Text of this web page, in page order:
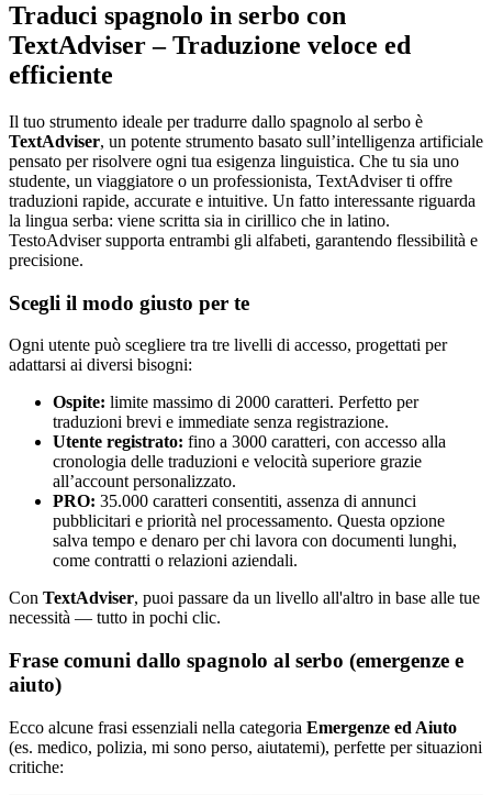
Traduci spagnolo in serbo con
TextAdviser – Traduzione veloce ed
efficiente
Il tuo strumento ideale per tradurre dallo spagnolo al serbo è
TextAdviser, un potente strumento basato sull’intelligenza artificiale
pensato per risolvere ogni tua esigenza linguistica. Che tu sia uno
studente, un viaggiatore o un professionista, TextAdviser ti offre
traduzioni rapide, accurate e intuitive. Un fatto interessante riguarda
la lingua serba: viene scritta sia in cirillico che in latino.
TestoAdviser supporta entrambi gli alfabeti, garantendo flessibilità e
precisione.
Scegli il modo giusto per te
Ogni utente può scegliere tra tre livelli di accesso, progettati per
adattarsi ai diversi bisogni:
Ospite: limite massimo di 2000 caratteri. Perfetto per
traduzioni brevi e immediate senza registrazione.
Utente registrato: fino a 3000 caratteri, con accesso alla
cronologia delle traduzioni e velocità superiore grazie
all’account personalizzato.
PRO: 35.000 caratteri consentiti, assenza di annunci
pubblicitari e priorità nel processamento. Questa opzione
salva tempo e denaro per chi lavora con documenti lunghi,
come contratti o relazioni aziendali.
Con TextAdviser, puoi passare da un livello all'altro in base alle tue
necessità — tutto in pochi clic.
Frase comuni dallo spagnolo al serbo (emergenze e
aiuto)
Ecco alcune frasi essenziali nella categoria Emergenze ed Aiuto
(es. medico, polizia, mi sono perso, aiutatemi), perfette per situazioni
critiche: